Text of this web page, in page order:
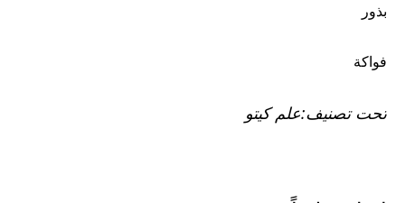
بذور
فواكة
تحت تصنيف:علم كيتو